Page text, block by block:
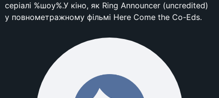
серіалі %шоу%.У кіно, як Ring Announcer (uncredited)
у повнометражному фільмі Here Come the Co-Eds.